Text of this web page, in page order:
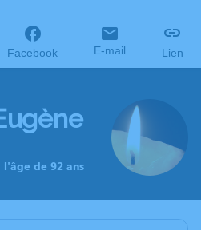
Facebook E-mail Lien
de 92 ans